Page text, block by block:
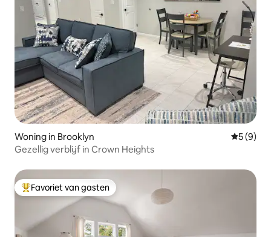
Woning in Brooklyn
5 (9)
Gezellig verblijf in Crown Heights
Topfavoriet van gasten
Favoriet van gasten